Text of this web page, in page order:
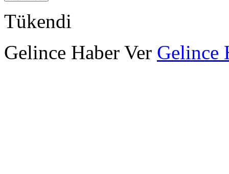
Tükendi
Gelince Haber Ver Gelince